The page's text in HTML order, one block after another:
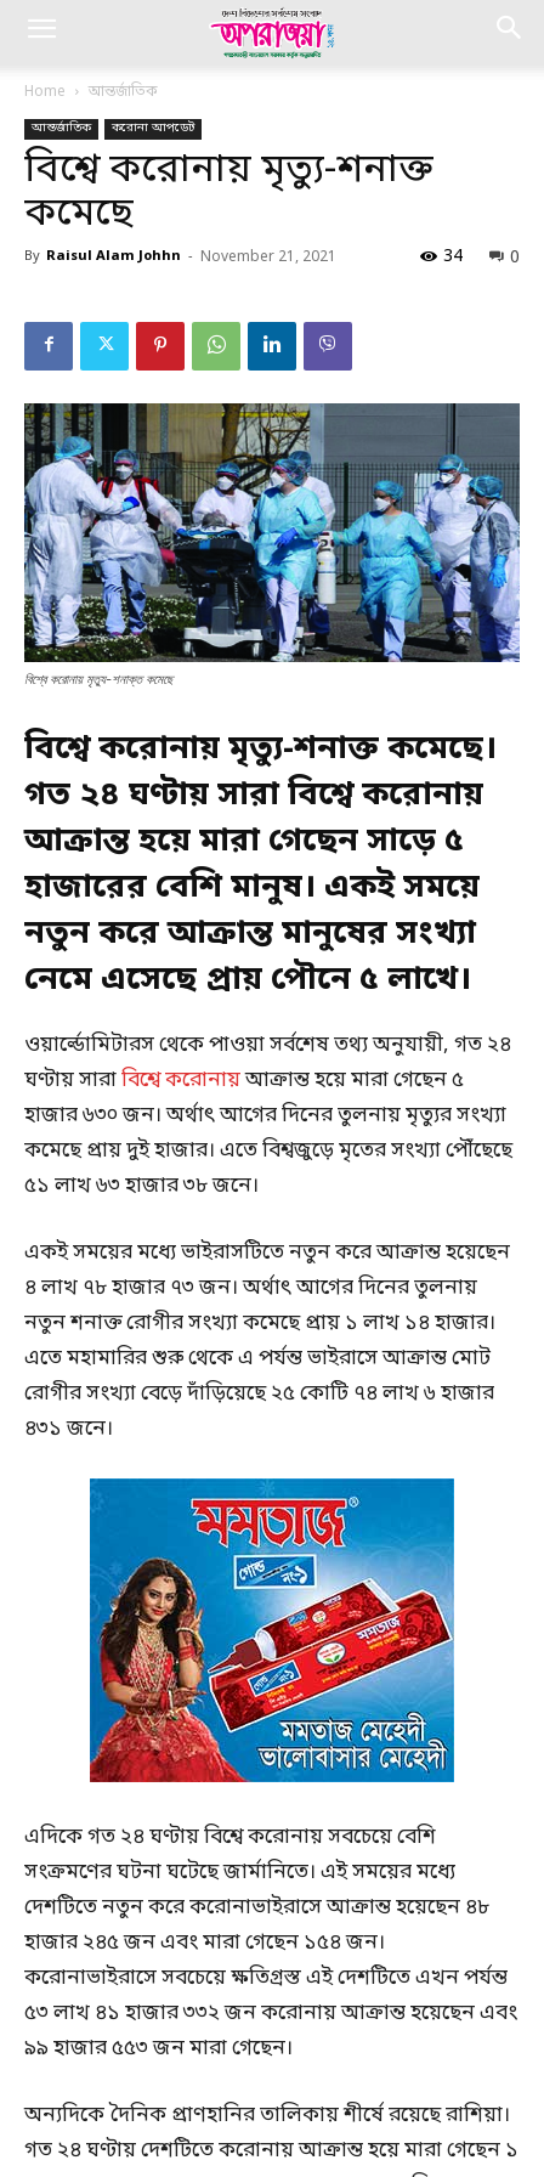
Home আন্তর্জাতিক
আন্তর্জাতিক করোনা আপডেট
বিশ্বে করোনায় মৃত্যু-শনাক্ত
কমেছে
By Raisul Alam Johhn - November 21, 2021 0
34
বিশ্বে করোনায় মৃত্যু-শনাক্ত কমেছে
বিশ্বে করোনায় মৃত্যু-শনাক্ত কমেছে।
গত ২৪ ঘণ্টায় সারা বিশ্বে করোনায়
আক্রান্ত হয়ে মারা গেছেন সাড়ে ৫
হাজারের বেশি মানুষ। একই সময়ে
নতুন করে আক্রান্ত মানুষের সংখ্যা
নেমে এসেছে প্রায় পৌনে ৫ লাখে।
ওয়ার্ল্ডোমিটারস থেকে পাওয়া সর্বশেষ তথ্য অনুযায়ী, গত ২৪
ঘণ্টায় সারাবিশ্বে করোনায়আক্রান্ত হয়ে মারা গেছেন ৫
হাজার ৬৩০ জন। অর্থাৎ আগের দিনের তুলনায় মৃত্যুর সংখ্যা
কমেছে প্রায় দুই হাজার। এতে বিশ্বজুড়ে মৃতের সংখ্যা পৌঁছেছে
৫১ লাখ ৬৩ হাজার ৩৮ জনে।
একই সময়ের মধ্যে ভাইরাসটিতে নতুন করে আক্রান্ত হয়েছেন
৪ লাখ ৭৮ হাজার ৭৩ জন। অর্থাৎ আগের দিনের তুলনায়
নতুন শনাক্ত রোগীর সংখ্যা কমেছে প্রায় ১ লাখ ১৪ হাজার।
এতে মহামারির শুরু থেকে এ পর্যন্ত ভাইরাসে আক্রান্ত মোট
রোগীর সংখ্যা বেড়ে দাঁড়িয়েছে ২৫ কোটি ৭৪ লাখ ৬ হাজার
৪৩১ জনে।
এদিকে গত ২৪ ঘণ্টায় বিশ্বে করোনায় সবচেয়ে বেশি
সংক্রমণের ঘটনা ঘটেছে জার্মানিতে। এই সময়ের মধ্যে
দেশটিতে নতুন করে করোনাভাইরাসে আক্রান্ত হয়েছেন ৪৮
হাজার ২৪৫ জন এবং মারা গেছেন ১৫৪ জন।
করোনাভাইরাসে সবচেয়ে ক্ষতিগ্রস্ত এই দেশটিতে এখন পর্যন্ত
৫৩ লাখ ৪১ হাজার ৩৩২ জন করোনায় আক্রান্ত হয়েছেন এবং
৯৯ হাজার ৫৫৩ জন মারা গেছেন।
অন্যদিকে দৈনিক প্রাণহানির তালিকায় শীর্ষে রয়েছে রাশিয়া।
গত ২৪ ঘণ্টায় দেশটিতে করোনায় আক্রান্ত হয়ে মারা গেছেন ১